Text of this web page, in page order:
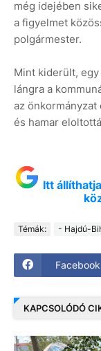
még idejében
a figyelmet
polgármester.
Mint kiderült,
lángra a
az
és hamar
Itt
Témák: - Hajdú-
Facebook
KAPCSOLÓDÓ